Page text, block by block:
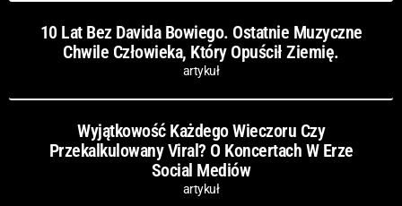
10 Lat Bez Davida Bowiego. Ostatnie Muzyczne
Chwile Człowieka, Który Opuścił Ziemię.
artykuł
Wyjątkowość Każdego Wieczoru Czy
Przekalkulowany Viral? O Koncertach W Erze
Social Mediów
artykuł